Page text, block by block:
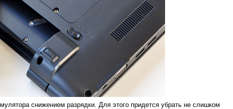
снижением разрядки. Для этого придется убрать не слишком